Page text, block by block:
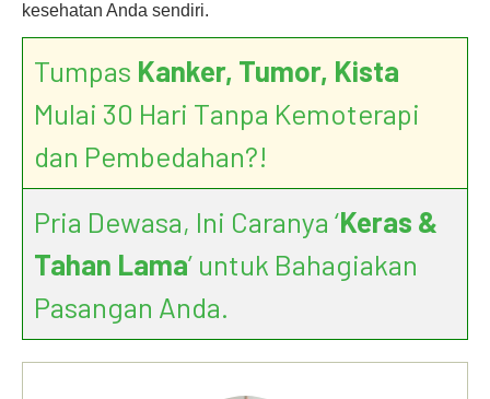
kesehatan Anda sendiri.
Tumpas Kanker, Tumor, Kista
Mulai 30 Hari Tanpa Kemoterapi
dan Pembedahan?!
Pria Dewasa, Ini Caranya ‘Keras &
Tahan Lama’ untuk Bahagiakan
Pasangan Anda.